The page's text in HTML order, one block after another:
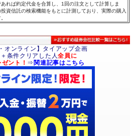
れば約定代金を合算し、1回の注文として計算しま
資信託の検索機能をもとに計測しており、実際の購入
オンライン】タイアップ企画
条件クリアした人全員に
ント！ ⇒ 関連記事はこちら